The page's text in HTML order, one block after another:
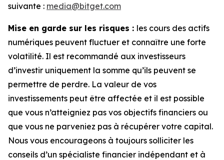
suivante : media@bitget.com
Mise en garde sur les risques : les cours des actifs
numériques peuvent fluctuer et connaître une forte
volatilité. Il est recommandé aux investisseurs
d’investir uniquement la somme qu’ils peuvent se
permettre de perdre. La valeur de vos
investissements peut être affectée et il est possible
que vous n’atteigniez pas vos objectifs financiers ou
que vous ne parveniez pas à récupérer votre capital.
Nous vous encourageons à toujours solliciter les
conseils d’un spécialiste financier indépendant et à